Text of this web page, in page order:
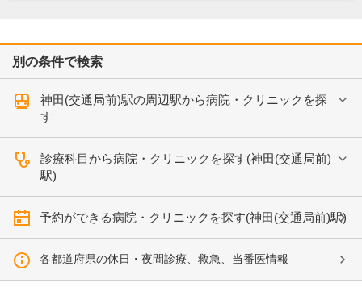
別の条件で検索
神田(交通局前)駅の周辺駅から病院・クリニックを探
す
診療科目から病院・クリニックを探す(神田(交通局前)
駅)
予約ができる病院・クリニックを探す(神田(交通局前)駅)
各都道府県の休日・夜間診療、救急、当番医情報